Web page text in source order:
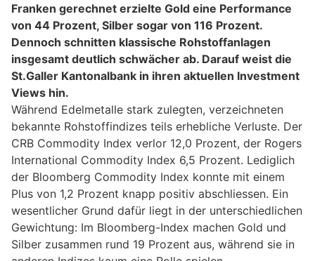
Franken gerechnet erzielte Gold eine Performance
von 44 Prozent, Silber sogar von 116 Prozent.
Dennoch schnitten klassische Rohstoffanlagen
insgesamt deutlich schwächer ab. Darauf weist die
St.Galler Kantonalbank in ihren aktuellen Investment
Views hin.
Während Edelmetalle stark zulegten, verzeichneten
bekannte Rohstoffindizes teils erhebliche Verluste. Der
CRB Commodity Index verlor 12,0 Prozent, der Rogers
International Commodity Index 6,5 Prozent. Lediglich
der Bloomberg Commodity Index konnte mit einem
Plus von 1,2 Prozent knapp positiv abschliessen. Ein
wesentlicher Grund dafür liegt in der unterschiedlichen
Gewichtung: Im Bloomberg-Index machen Gold und
Silber zusammen rund 19 Prozent aus, während sie in